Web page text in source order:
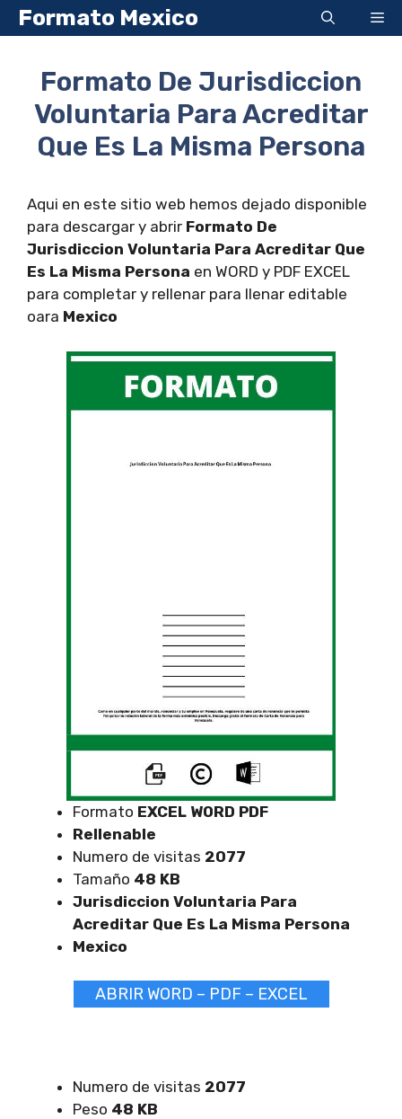
Saltar
al
Formato Mexico
Formato De Jurisdiccion
Voluntaria Para Acreditar
Que Es La Misma Persona
Aqui en este sitio web hemos dejado disponible
para descargar y abrir Formato De
Jurisdiccion Voluntaria Para Acreditar Que
Es La Misma Persona en WORD y PDF EXCEL
para completar y rellenar para llenar editable
oara Mexico
Formato EXCEL WORD PDF
Rellenable
Numero de visitas 2077
Tamaño 48 KB
Jurisdiccion Voluntaria Para
Acreditar Que Es La Misma Persona
Mexico
ABRIR WORD – PDF – EXCEL
Numero de visitas 2077
Peso 48 KB